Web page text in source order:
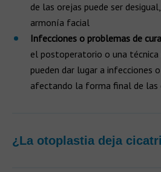
de las orejas puede ser
armonía facial
Infecciones o problemas de
el postoperatorio o una técnica
pueden dar lugar a infecciones
afectando la forma final de las
¿La otoplastia deja